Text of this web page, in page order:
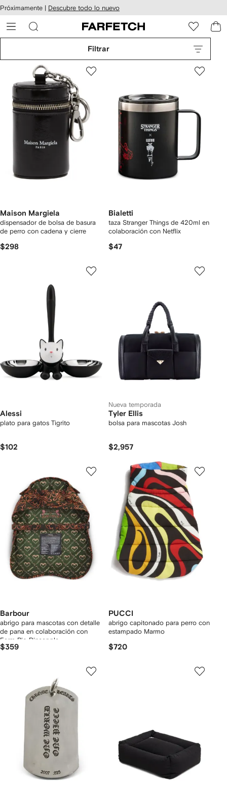
al
Próximamente | Descubre todo lo nuevo
Filtrar
Maison Margiela
dispensador de bolsa de basura
de perro con cadena y cierre
$298
Bialetti
taza Stranger Things de 420ml en
colaboración con Netflix
$47
Alessi
plato para gatos Tigrito
$102
Nueva temporada
Tyler Ellis
bolsa para mascotas Josh
$2,957
Barbour
abrigo para mascotas con detalle
de pana en colaboración con
Farm Rio Pineapple
$359
PUCCI
abrigo capitonado para perro con
estampado Marmo
$720